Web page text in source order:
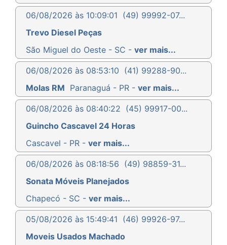
06/08/2026 às 10:09:01 (49) 99992-07...
Trevo Diesel Peças
São Miguel do Oeste - SC - ver mais...
06/08/2026 às 08:53:10 (41) 99288-90...
Molas RM Paranaguá - PR - ver mais...
06/08/2026 às 08:40:22 (45) 99917-00...
Guincho Cascavel 24 Horas
Cascavel - PR - ver mais...
06/08/2026 às 08:18:56 (49) 98859-31...
Sonata Móveis Planejados
Chapecó - SC - ver mais...
05/08/2026 às 15:49:41 (46) 99926-97...
Moveis Usados Machado